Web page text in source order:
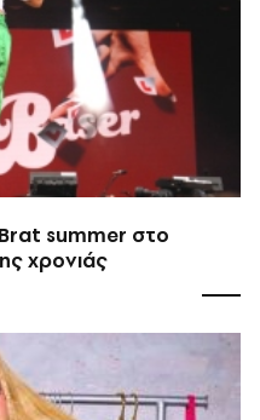
summer στο
χρονιάς